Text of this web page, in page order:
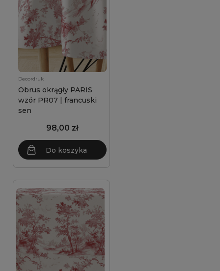
Decordruk
Obrus okrągły PARIS
wzór PR07 | francuski
sen
98,00 zł
Do koszyka